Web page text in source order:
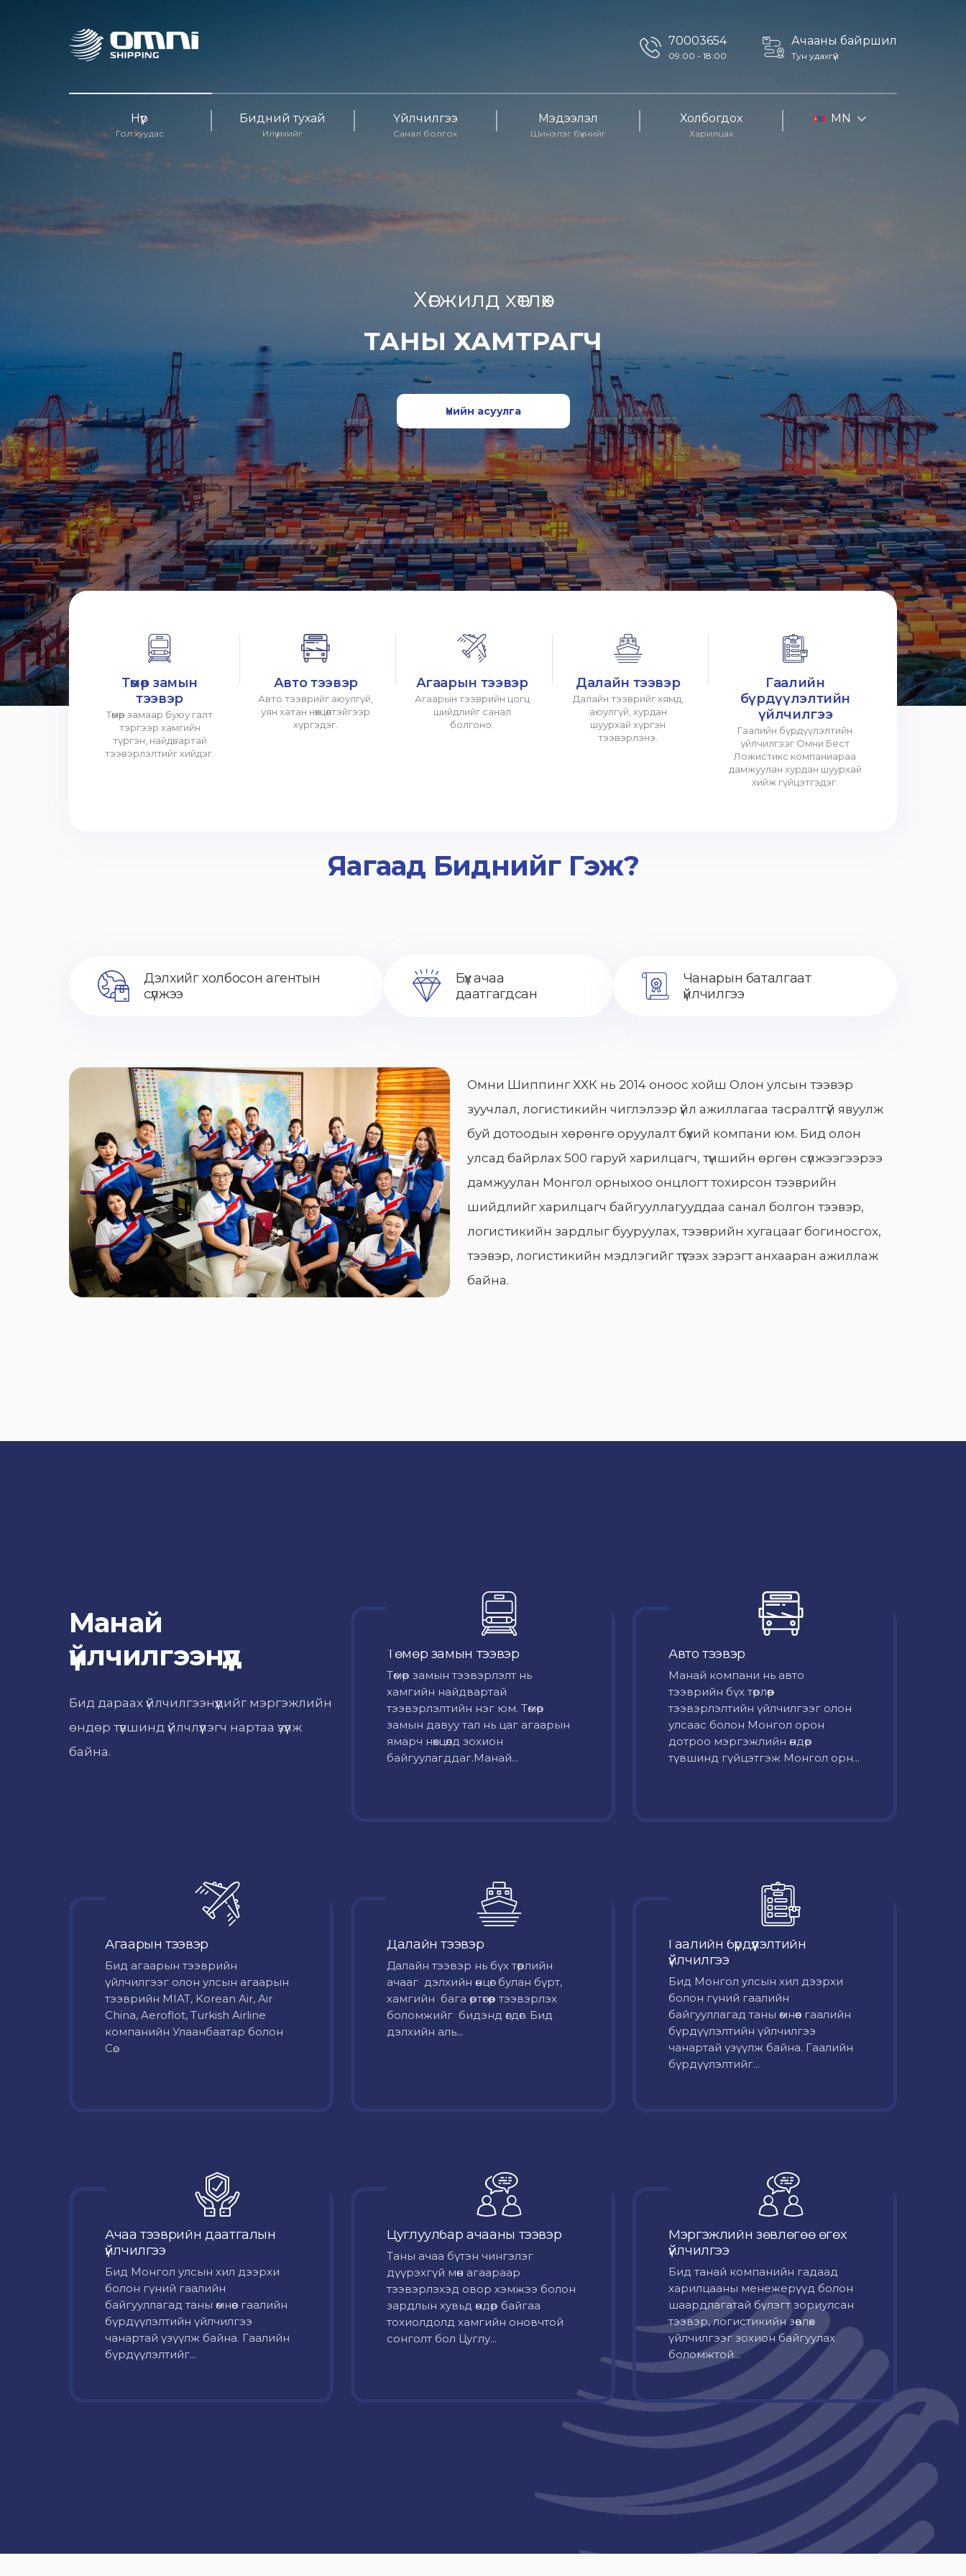
70003654
09:00 - 18:00
Ачааны байршил
Тун удахгүй
Нүүр
Гол хуудас
Бидний тухай
Илүү ихийг
Үйлчилгээ
Санал болгох
Мэдээлэл
Шинэлэг бүхнийг
Холбогдох
Харилцах
MN
Хөгжилд хөтлөх
ТАНЫ ХАМТРАГЧ
Үнийн асуулга
Төмөр замын
тээвэр
Төмөр замаар буюу галт
тэргээр хамгийн
түргэн, найдвартай
тээвэрлэлтийг хийдэг.
Авто тээвэр
Авто тээврийг аюулгүй,
уян хатан нөхцөлтэйгээр
хүргэдэг.
Агаарын тээвэр
Агаарын тээврийн цогц
шийдлийг санал
болгоно.
Далайн тээвэр
Далайн тээврийг хямд,
аюулгүй, хурдан
шуурхай хүргэн
тээвэрлэнэ.
Гаалийн
бүрдүүлэлтийн
үйлчилгээ
Гаалийн бүрдүүлэлтийн
үйлчилгээг Омни Бест
Ложистикс компаниараа
дамжуулан хурдан шуурхай
хийж гүйцэтгэдэг.
Яагаад Биднийг Гэж?
Дэлхийг холбосон агентын
сүлжээ
Бүх ачаа
даатгагдсан
Чанарын баталгаат
үйлчилгээ
Омни Шиппинг ХХК нь 2014 оноос хойш Олон улсын тээвэр
зуучлал, логистикийн чиглэлээр үйл ажиллагаа тасралтгүй явуулж
буй дотоодын хөрөнгө оруулалт бүхий компани юм. Бид олон
улсад байрлах 500 гаруй харилцагч, түншийн өргөн сүлжээгээрээ
дамжуулан Монгол орныхоо онцлогт тохирсон тээврийн
шийдлийг харилцагч байгууллагууддаа санал болгон тээвэр,
логистикийн зардлыг бууруулах, тээврийн хугацааг богиносгох,
тээвэр, логистикийн мэдлэгийг түгээх зэрэгт анхааран ажиллаж
байна.
Манай
үйлчилгээнүүд
Бид дараах үйлчилгээнүүдийг мэргэжлийн
өндөр түвшинд үйлчлүүлэгч нартаа үзүүлж
байна.
Төмөр замын тээвэр
Төмөр замын тээвэрлэлт нь
хамгийн найдвартай
тээвэрлэлтийн нэг юм. Төмөр
замын давуу тал нь цаг агаарын
ямарч нөхцөлд зохион
байгуулагддаг.Манай...
Авто тээвэр
Mанай компани нь авто
тээврийн бүх төрлөөр
тээвэрлэлтийн үйлчилгээг олон
улсаас болон Монгол орон
дотроо мэргэжлийн өндөр
түвшинд гүйцэтгэж Монгол орн...
Агаарын тээвэр
Бид агаарын тээврийн
үйлчилгээг олон улсын агаарын
тээврийн MIAT, Korean Air, Air
China, Aeroflot, Turkish Airline
компанийн Улаанбаатар болон
Сө...
Далайн тээвэр
Далайн тээвэр нь бүх төрлийн
ачааг дэлхийн өнцөг булан бүрт,
хамгийн бага өртөгөөр тээвэрлэх
боломжийг бидэнд өгдөг. Бид
дэлхийн аль...
Гаалийн бүрдүүлэлтийн
үйлчилгээ
Бид Монгол улсын хил дээрхи
болон гүний гаалийн
байгууллагад таны өмнөөс гаалийн
бүрдүүлэлтийн үйлчилгээ
чанартай үзүүлж байна. Гаалийн
бүрдүүлэлтийг...
Ачаа тээврийн даатгалын
үйлчилгээ
Бид Монгол улсын хил дээрхи
болон гүний гаалийн
байгууллагад таны өмнөөс гаалийн
бүрдүүлэлтийн үйлчилгээ
чанартай үзүүлж байна. Гаалийн
бүрдүүлэлтийг...
Цуглуулбар ачааны тээвэр
Таны ачаа бүтэн чингэлэг
дүүрэхгүй мөн агаараар
тээвэрлэхэд овор хэмжээ болон
зардлын хувьд өндөр байгаа
тохиолдолд хамгийн оновчтой
сонголт бол Цуглу...
Мэргэжлийн зөвлөгөө өгөх
үйлчилгээ
Бид танай компанийн гадаад
харилцааны менежерүүд болон
шаардлагатай бүлэгт зориулсан
тээвэр, логистикийн зөвлөх
үйлчилгээг зохион байгуулах
боломжтой...